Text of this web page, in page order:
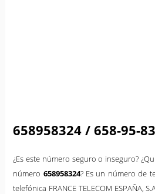
658958324 / 658-95-
¿Es este número seguro o inseguro?
número 658958324? Es un número de
telefónica FRANCE TELECOM ESPAÑA,